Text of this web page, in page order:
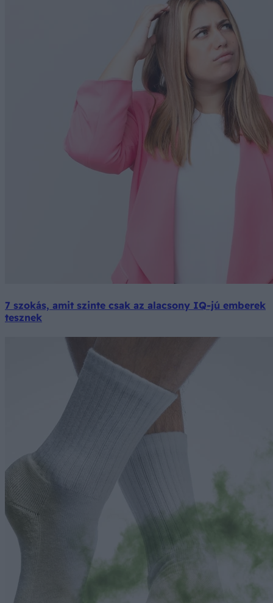
7 szokás, amit szinte csak az alacsony IQ-jú emberek
tesznek